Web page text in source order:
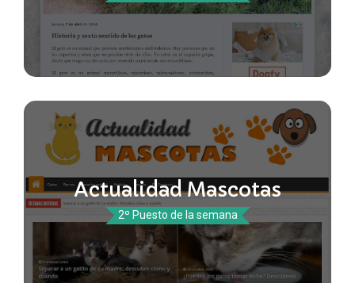
Actualidad Mascotas
2º Puesto de la semana